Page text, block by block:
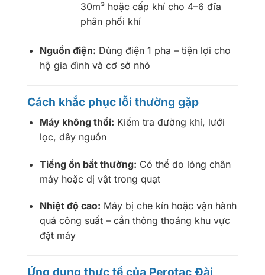
30m³ hoặc cấp khí cho 4–6 đĩa
phân phối khí
Nguồn điện: Dùng điện 1 pha – tiện lợi cho
hộ gia đình và cơ sở nhỏ
Cách khắc phục lỗi thường gặp
Máy không thổi: Kiểm tra đường khí, lưới
lọc, dây nguồn
Tiếng ồn bất thường: Có thể do lỏng chân
máy hoặc dị vật trong quạt
Nhiệt độ cao: Máy bị che kín hoặc vận hành
quá công suất – cần thông thoáng khu vực
đặt máy
Ứng dụng thực tế của Perotac Đài